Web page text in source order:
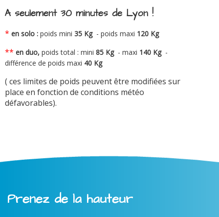
A seulement 30 minutes de Lyon !
* en solo : poids mini 35 Kg - poids maxi 120 Kg
** en duo, poids total : mini 85 Kg - maxi 140 Kg -
différence de poids maxi 40 Kg
( ces limites de poids peuvent être modifiées sur
place en fonction de conditions météo
défavorables).
Prenez de la hauteur